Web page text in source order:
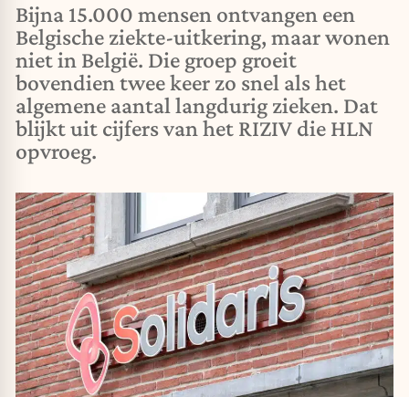
Bijna 15.000 mensen ontvangen een
Belgische ziekte-uitkering, maar wonen
niet in België. Die groep groeit
bovendien twee keer zo snel als het
algemene aantal langdurig zieken. Dat
blijkt uit cijfers van het RIZIV die HLN
opvroeg.